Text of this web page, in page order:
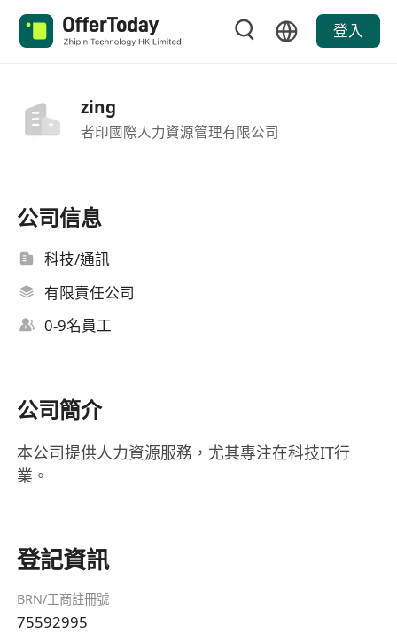
登入
zing
者印國際人力資源管理有限公司
公司信息
科技/通訊
有限責任公司
0-9名員工
公司簡介
本公司提供人力資源服務，尤其專注在科技IT行
業。
登記資訊
BRN/工商註冊號
75592995